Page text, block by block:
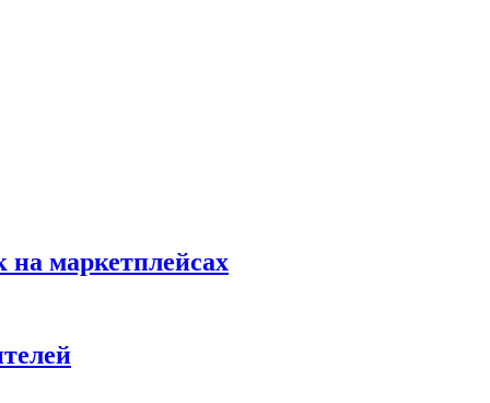
на маркетплейсах